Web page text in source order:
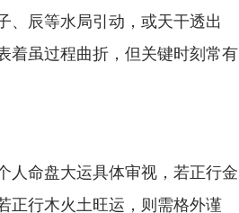
、辰等水局引动，或天干透出
着虽过程曲折，但关键时刻常有
人命盘大运具体审视，若正行金
正行木火土旺运，则需格外谨